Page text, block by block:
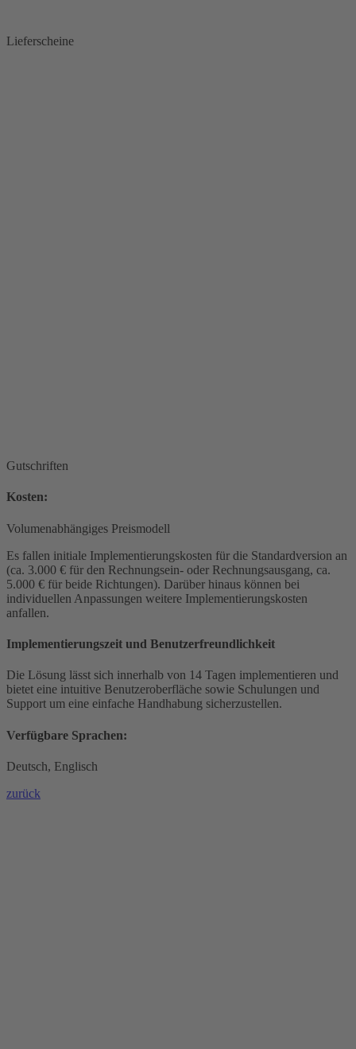
Lieferscheine
Gutschriften
Kosten:
Volumenabhängiges Preismodell
Es fallen initiale Implementierungskosten für die Standardversion an
(ca. 3.000 € für den Rechnungsein- oder Rechnungsausgang, ca.
5.000 € für beide Richtungen). Darüber hinaus können bei
individuellen Anpassungen weitere Implementierungskosten
anfallen.
Implementierungszeit und Benutzerfreundlichkeit
Die Lösung lässt sich innerhalb von 14 Tagen implementieren und
bietet eine intuitive Benutzeroberfläche sowie Schulungen und
Support um eine einfache Handhabung sicherzustellen.
Verfügbare Sprachen:
Deutsch, Englisch
zurück